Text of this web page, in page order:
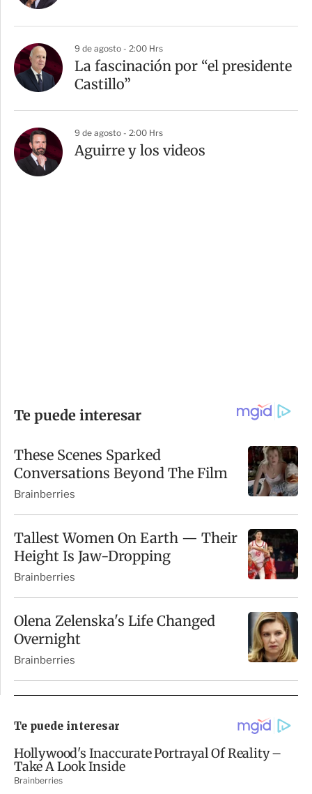
9 de agosto - 2:00 Hrs
La fascinación por “el presidente
Castillo”
9 de agosto - 2:00 Hrs
Aguirre y los videos